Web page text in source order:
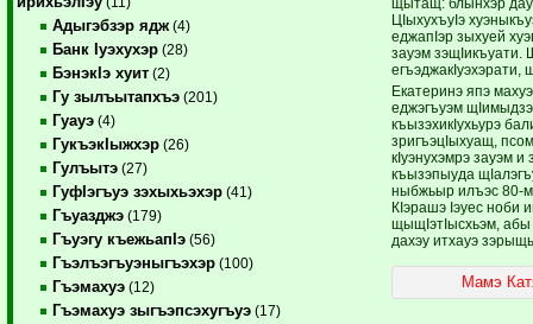
Адыгэбзэр ядж (4)
Банк Iуэхухэр (28)
БэнэкIэ хуит (2)
Гу зылъытапхъэ (201)
Гуауэ (4)
ГукъэкIыжхэр (26)
Гулъытэ (27)
ГуфIэгъуэ зэхыхьэхэр (41)
Гъуазджэ (179)
Гъуэгу къежьапIэ (56)
Гъэлъэгъуэныгъэхэр (100)
Гъэмахуэ (12)
Гъэмахуэ зыгъэпсэхугъуэ (17)
ЦIыхухъуIэ
еджапIэр зыхуей
зауэм зэщIикъуати.
егъэджакIуэхэрати,
Екатеринэ япэ
еджэгъуэм
къызэхикIухьурэ
зригъэцIыхуащ,
кIуэнухэмрэ зауэм и
къызэпыуда
ныбжьыр илъэс 80-
КIэрашэ Iэуес ноби
щыщIэтIысхьэм, абы
дахэу итхауэ
Мамэ